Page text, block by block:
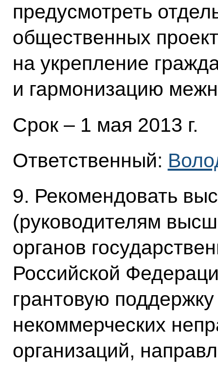
предусмотреть
общественных
на укрепление
и гармонизацию
Срок – 1 мая 2013 г.
Ответственный:
9. Рекомендовать
(руководителям
органов
Российской
грантовую
некоммерческих
организаций,